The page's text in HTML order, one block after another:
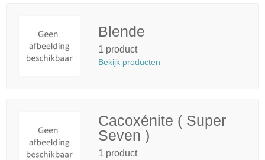
Blende
1 product
Bekijk producten
Cacoxénite ( Super
Seven )
1 product